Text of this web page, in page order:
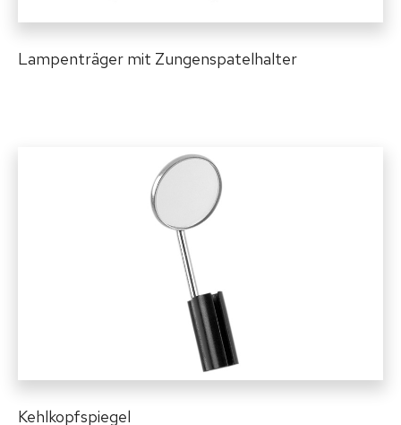
Lampenträger mit Zungenspatelhalter
Kehlkopfspiegel